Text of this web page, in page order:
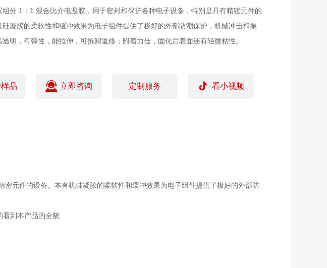
组分 1：1 混合比介电凝胶，用于密封和保护各种电子设备，特别是具有精密元件的
硅凝胶的柔软性和缓冲效果为电子组件提供了极好的外部防潮保护，机械冲击和振
明，有弹性，能拉伸，可拆卸返修；附着力佳，固化后表面还有轻微粘性。
品 立即咨询 定制服务 看小视频
元件的设备。本有机硅凝胶的柔软性和缓冲效果为电子组件提供了极好的外部防
看到本产品的全貌